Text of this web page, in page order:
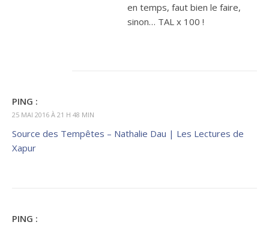
en temps, faut bien le faire,
sinon… TAL x 100 !
PING :
25 MAI 2016 À 21 H 48 MIN
Source des Tempêtes – Nathalie Dau | Les Lectures de
Xapur
PING :